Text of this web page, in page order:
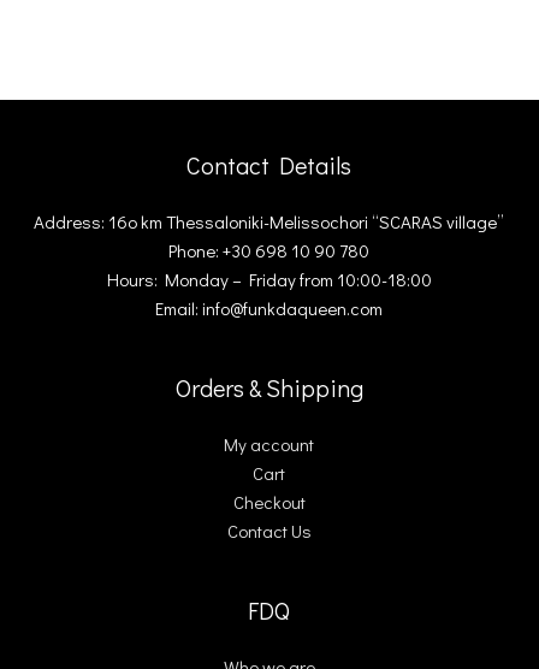
Contact Details
Address: 16ο km Thessaloniki-Melissochori “SCARAS village”
Phone: +30 698 10 90 780
Hours: Monday – Friday from 10:00-18:00
Email: info@funkdaqueen.com
Orders & Shipping
My account
Cart
Checkout
Contact Us
FDQ